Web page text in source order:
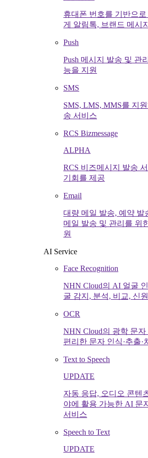
휴대폰 번호를 기반으
게 알림톡, 브랜드 메시
Push
Push 메시지 발송 및 관
능을 지원
SMS
SMS, LMS, MMS를 지
송 서비스
RCS Bizmessage
ALPHA
RCS 비즈메시지 발송
기회를 제공
Email
대량 메일 발송, 예약 발
메일 발송 및 관리를 위
원
AI Service
Face Recognition
NHN Cloud의 AI 얼굴
굴 감지, 분석, 비교, 신
OCR
NHN Cloud의 광학 문
편리한 문자 인식·추출·
Text to Speech
UPDATE
자동 응답, 오디오 콘텐
야에 활용 가능한 AI 문
서비스
Speech to Text
UPDATE